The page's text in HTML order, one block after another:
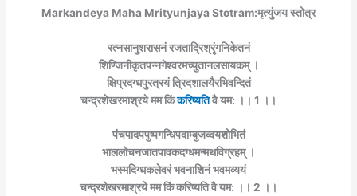
Markandeya Maha Mrityunjaya Stotram:मृत्युंजय स्तोत्र
रत्नसानुशरासनं रजताद्रिश्रृंगनिकेतनं
शिण्जिनीकृतपन्नगेश्वरमच्युतानलसायकम् ।
क्षिप्रदग्धपुरत्रयं त्रिदशालयैरभिवन्दितं
चन्द्रशेखरमाश्रये मम किंकरिष्यतिवै यम: ।। 1 ।।
पंचपादपपुष्पगन्धिपदाम्बुजव्दयशोभितं
भाललोचनजातपावकदग्धमन्मथविग्रहम् ।
भस्मदिग्धकलेवरं भवनाशिनं भवमव्ययं
चन्द्रशेखरमाश्रये मम किं करिष्यति वै यम: ।। 2 ।।